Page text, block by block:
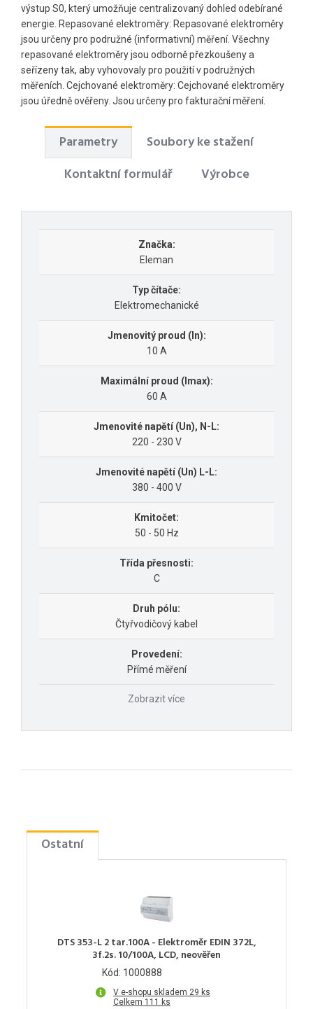
výstup S0, který umožňuje centralizovaný dohled odebírané
energie. Repasované elektroměry: Repasované elektroměry
jsou určeny pro podružné (informativní) měření. Všechny
repasované elektroměry jsou odborně přezkoušeny a
seřízeny tak, aby vyhovovaly pro použití v podružných
měřeních. Cejchované elektroměry: Cejchované elektroměry
jsou úředně ověřeny. Jsou určeny pro fakturační měření.
Parametry
Soubory ke stažení
Kontaktní formulář
Výrobce
Značka:
Eleman
Typ čítače:
Elektromechanické
Jmenovitý proud (In):
10 A
Maximální proud (Imax):
60 A
Jmenovité napětí (Un), N-L:
220 - 230 V
Jmenovité napětí (Un) L-L:
380 - 400 V
Kmitočet:
50 - 50 Hz
Třída přesnosti:
C
Druh pólu:
Čtyřvodičový kabel
Provedení:
Přímé měření
Zobrazit více
Ostatní
DTS 353-L 2 tar.100A - Elektroměr EDIN 372L,
3f.2s. 10/100A, LCD, neověřen
Kód: 1000888
V e-shopu skladem 29 ks
Celkem 111 ks